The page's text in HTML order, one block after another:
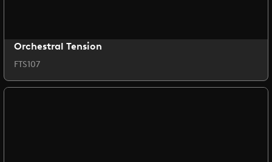
Orchestral Tension
FTS107